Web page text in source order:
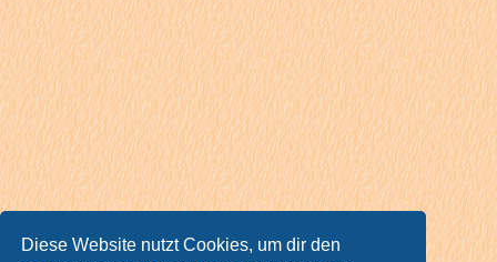
Diese Website nutzt Cookies, um dir den